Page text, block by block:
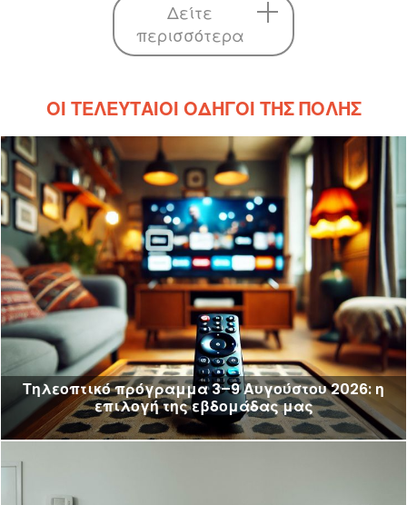
Δείτε
περισσότερα
ΟΙ ΤΕΛΕΥΤΑΊΟΙ ΟΔΗΓΟΊ ΤΗΣ ΠΌΛΗΣ
Τηλεοπτικό πρόγραμμα 3–9 Αυγούστου 2026: η
επιλογή της εβδομάδας μας